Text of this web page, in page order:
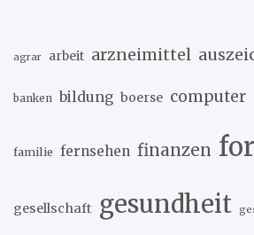
agrar arbeit arzneimittel
banken bildung boerse computer
familie fernsehen finanzen
gesellschaft gesundheit